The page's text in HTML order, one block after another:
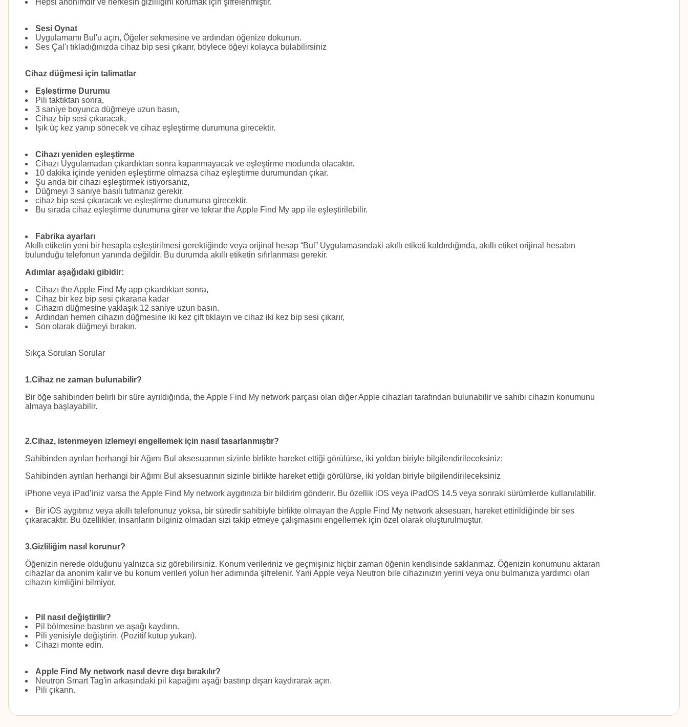
Hepsi anonimdir ve herkesin gizliliğini korumak için şifrelenmiştir.
Sesi Oynat
Uygulamamı Bul'u açın, Öğeler sekmesine ve ardından öğenize dokunun.
Ses Çal'ı tıkladığınızda cihaz bip sesi çıkarır, böylece öğeyi kolayca bulabilirsiniz
Cihaz düğmesi için talimatlar
Eşleştirme Durumu
Pili taktıktan sonra,
3 saniye boyunca düğmeye uzun basın,
Cihaz bip sesi çıkaracak,
Işık üç kez yanıp sönecek ve cihaz eşleştirme durumuna girecektir.
Cihazı yeniden eşleştirme
Cihazı Uygulamadan çıkardıktan sonra kapanmayacak ve eşleştirme modunda olacaktır.
10 dakika içinde yeniden eşleştirme olmazsa cihaz eşleştirme durumundan çıkar.
Şu anda bir cihazı eşleştirmek istiyorsanız,
Düğmeyi 3 saniye basılı tutmanız gerekir,
cihaz bip sesi çıkaracak ve eşleştirme durumuna girecektir.
Bu sırada cihaz eşleştirme durumuna girer ve tekrar the Apple Find My app ile eşleştirilebilir.
Fabrika ayarları
Akıllı etiketin yeni bir hesapla eşleştirilmesi gerektiğinde veya orijinal hesap “Bul” Uygulamasındaki akıllı etiketi kaldırdığında, akıllı etiket orijinal hesabın
bulunduğu telefonun yanında değildir. Bu durumda akıllı etiketin sıfırlanması gerekir.
Adımlar aşağıdaki gibidir:
Cihazı the Apple Find My app çıkardıktan sonra,
Cihaz bir kez bip sesi çıkarana kadar
Cihazın düğmesine yaklaşık 12 saniye uzun basın.
Ardından hemen cihazın düğmesine iki kez çift tıklayın ve cihaz iki kez bip sesi çıkarır,
Son olarak düğmeyi bırakın.
Sıkça Sorulan Sorular
1.Cihaz ne zaman bulunabilir?
Bir öğe sahibinden belirli bir süre ayrıldığında, the Apple Find My network parçası olan diğer Apple cihazları tarafından bulunabilir ve sahibi cihazın konumunu
almaya başlayabilir.
2.Cihaz, istenmeyen izlemeyi engellemek için nasıl tasarlanmıştır?
Sahibinden ayrılan herhangi bir Ağımı Bul aksesuarının sizinle birlikte hareket ettiği görülürse, iki yoldan biriyle bilgilendirileceksiniz:
Sahibinden ayrılan herhangi bir Ağımı Bul aksesuarının sizinle birlikte hareket ettiği görülürse, iki yoldan biriyle bilgilendirileceksiniz
iPhone veya iPad’iniz varsa the Apple Find My network aygıtınıza bir bildirim gönderir. Bu özellik iOS veya iPadOS 14.5 veya sonraki sürümlerde kullanılabilir.
Bir iOS aygıtınız veya akıllı telefonunuz yoksa, bir süredir sahibiyle birlikte olmayan the Apple Find My network aksesuarı, hareket ettirildiğinde bir ses
çıkaracaktır. Bu özellikler, insanların bilginiz olmadan sizi takip etmeye çalışmasını engellemek için özel olarak oluşturulmuştur.
3.Gizliliğim nasıl korunur?
Öğenizin nerede olduğunu yalnızca siz görebilirsiniz. Konum verileriniz ve geçmişiniz hiçbir zaman öğenin kendisinde saklanmaz. Öğenizin konumunu aktaran
cihazlar da anonim kalır ve bu konum verileri yolun her adımında şifrelenir. Yani Apple veya Neutron bile cihazınızın yerini veya onu bulmanıza yardımcı olan
cihazın kimliğini bilmiyor.
Pil nasıl değiştirilir?
Pil bölmesine bastırın ve aşağı kaydırın.
Pili yenisiyle değiştirin. (Pozitif kutup yukarı).
Cihazı monte edin.
Apple Find My network nasıl devre dışı bırakılır?
Neutron Smart Tag'in arkasındaki pil kapağını aşağı bastırıp dışarı kaydırarak açın.
Pili çıkarın.